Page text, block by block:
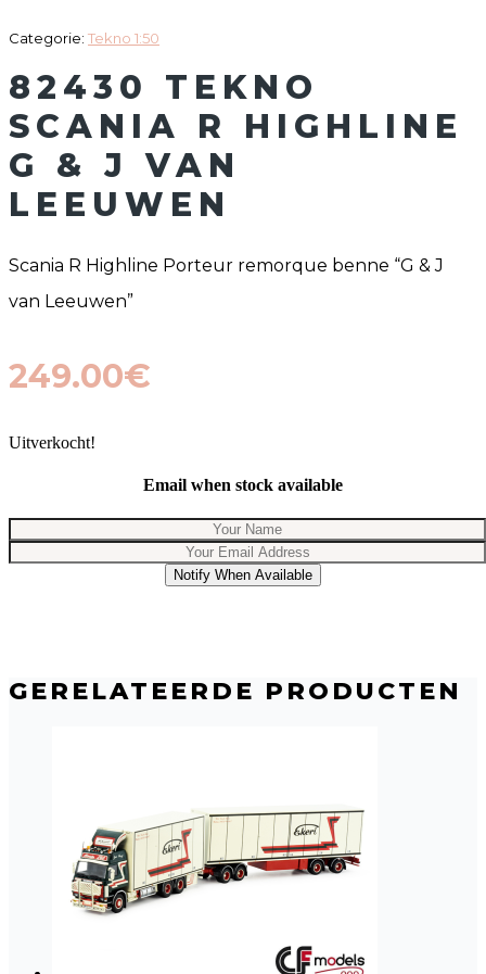
Categorie: Tekno 1:50
82430 TEKNO
SCANIA R HIGHLINE
G & J VAN
LEEUWEN
Scania R Highline Porteur remorque benne “G & J
van Leeuwen”
249.00€
Uitverkocht!
Email when stock available
Notify When Available
GERELATEERDE PRODUCTEN